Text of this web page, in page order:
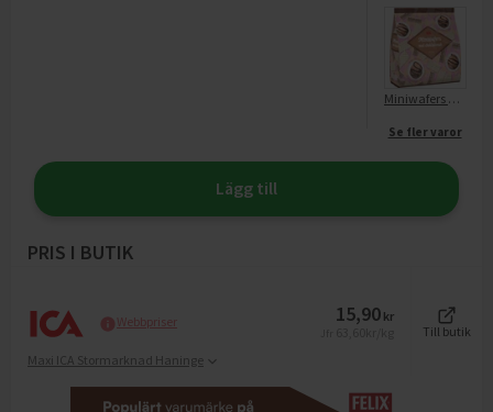
Miniwafers med chokladsmak
Se fler varor
Lägg till
PRIS I BUTIK
Webbpriser 15,90 kr
Till butik
Maxi ICA Stormarknad Haninge